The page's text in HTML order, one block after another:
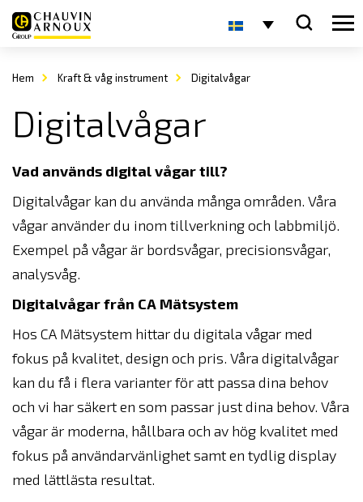
Hem Kraft & våg instrument Digitalvågar
Digitalvågar
Vad används digital vågar till?
Digitalvågar kan du använda många områden. Våra
vågar använder du inom tillverkning och labbmiljö.
Exempel på vågar är bordsvågar, precisionsvågar,
analysvåg.
Digitalvågar från CA Mätsystem
Hos CA Mätsystem hittar du digitala vågar med
fokus på kvalitet, design och pris. Våra digitalvågar
kan du få i flera varianter för att passa dina behov
och vi har säkert en som passar just dina behov. Våra
vågar är moderna, hållbara och av hög kvalitet med
fokus på användarvänlighet samt en tydlig display
med lättlästa resultat.